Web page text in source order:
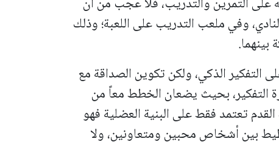
وفي ملعب التدريب على اللعبة؛ وذلك
التفكير الذكي، ولكن تكوين الصداقة مع
التفكير، بحيث يضعان الخطط معاً من
تعتمد فقط على البنية العضلية فهو
بين أشخاص محبين ومتعاونين، ولا